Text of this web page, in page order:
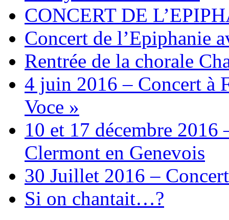
CONCERT DE
Concert de l’Epiphanie
Rentrée de la chorale
4 juin 2016 – Concert à
Voce »
10 et 17 décembre
Clermont en Genevois
30 Juillet 2016 –
Si on chantait…?